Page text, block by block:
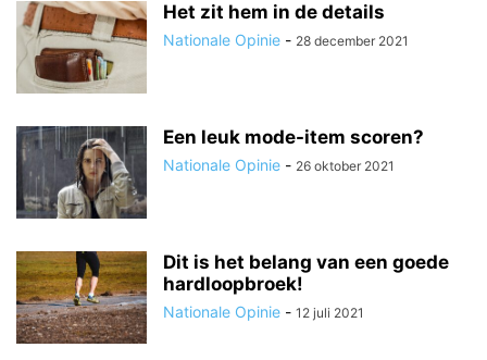
Het zit hem in de details
Nationale Opinie - 28 december 2021
Een leuk mode-item scoren?
Nationale Opinie - 26 oktober 2021
Dit is het belang van een goede
hardloopbroek!
Nationale Opinie - 12 juli 2021